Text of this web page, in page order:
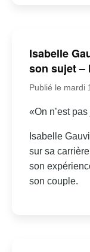
Isabelle
son sujet –
Publié le mardi
«On n’est
Isabelle
sur sa
son
son couple.